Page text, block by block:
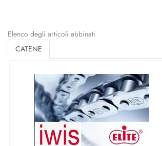
Elenco degli articoli abbinati
CATENE